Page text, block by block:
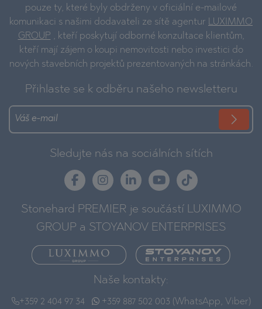
pouze ty, které byly obdrženy v oficiální e-mailové
komunikaci s našimi dodavateli ze sítě agentur LUXIMMO
GROUP , kteří poskytují odborné konzultace klientům,
kteří mají zájem o koupi nemovitosti nebo investici do
nových stavebních projektů prezentovaných na stránkách.
Přihlaste se k odběru našeho newsletteru
Sledujte nás na sociálních sítích
Stonehard PREMIER je součástí LUXIMMO
GROUP a STOYANOV ENTERPRISES
Naše kontakty:
+359 2 404 97 34
+359 887 502 003 (WhatsApp, Viber)